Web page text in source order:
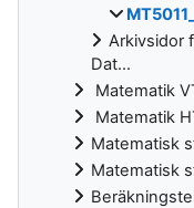
Arkivsidor
Dat...
Matematik
Matematik
Matematisk
Matematisk